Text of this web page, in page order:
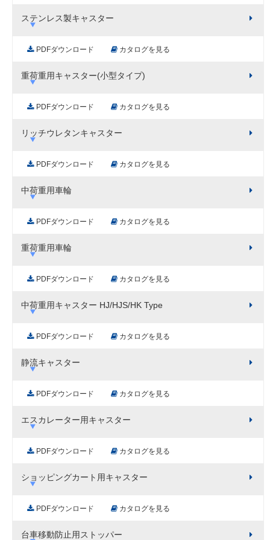
ステンレス製キャスター
PDFダウンロード カタログを見る
重荷重用キャスター(小型タイプ)
PDFダウンロード カタログを見る
リッチウレタンキャスター
PDFダウンロード カタログを見る
中荷重用車輪
PDFダウンロード カタログを見る
重荷重用車輪
PDFダウンロード カタログを見る
中荷重用キャスター HJ/HJS/HK Type
PDFダウンロード カタログを見る
静流キャスター
PDFダウンロード カタログを見る
エスカレーター用キャスター
PDFダウンロード カタログを見る
ショッピングカート用キャスター
PDFダウンロード カタログを見る
台車移動防止用ストッパー